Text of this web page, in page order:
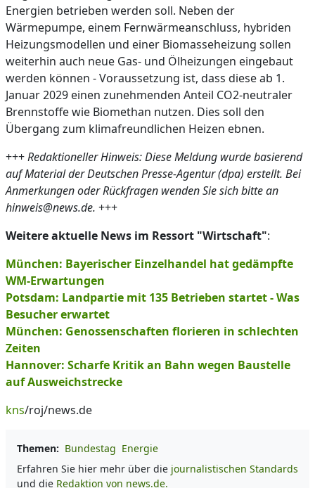
Energien betrieben werden soll. Neben der
Wärmepumpe, einem Fernwärmeanschluss, hybriden
Heizungsmodellen und einer Biomasseheizung sollen
weiterhin auch neue Gas- und Ölheizungen eingebaut
werden können - Voraussetzung ist, dass diese ab 1.
Januar 2029 einen zunehmenden Anteil CO2-neutraler
Brennstoffe wie Biomethan nutzen. Dies soll den
Übergang zum klimafreundlichen Heizen ebnen.
+++Redaktioneller Hinweis: Diese Meldung wurde basierend
auf Material der Deutschen Presse-Agentur (dpa) erstellt. Bei
Anmerkungen oder Rückfragen wenden Sie sich bitte an
hinweis@news.de. +++
Weitere aktuelle News im Ressort "Wirtschaft":
München: Bayerischer Einzelhandel hat gedämpfte
WM-Erwartungen
Potsdam: Landpartie mit 135 Betrieben startet - Was
Besucher erwartet
München: Genossenschaften florieren in schlechten
Zeiten
Hannover: Scharfe Kritik an Bahn wegen Baustelle
auf Ausweichstrecke
kns/roj/news.de
Themen: Bundestag Energie
Erfahren Sie hier mehr über die journalistischen Standards
und die Redaktion von news.de.